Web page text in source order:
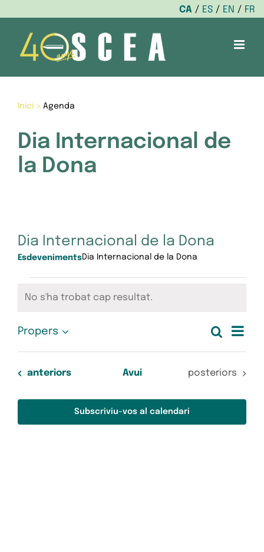
CA ES EN
FR
content
Inici> Agenda
Dia Internacional de
la Dona
Dia Internacional de la Dona
EsdevenimentsDia Internacional de la Dona
Esdeveniments
No s'ha trobat cap resultat.
i
Cerca
de
Llista
Propers
una
data.
Esdeveniments
anteriors Avui Esdeveniments
posteriors
Subscriviu-vos al calendari